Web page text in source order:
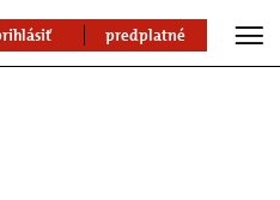
predplatné